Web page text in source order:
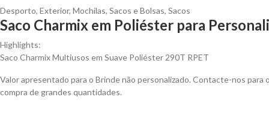
Desporto, Exterior, Mochilas, Sacos e Bolsas, Sacos
Saco Charmix em Poliéster para
Highlights:
Saco Charmix Multiusos em Suave Poliéster 290T RPET
Valor apresentado para o Brinde não personalizado. Contacte-nos para
compra de grandes quantidades.